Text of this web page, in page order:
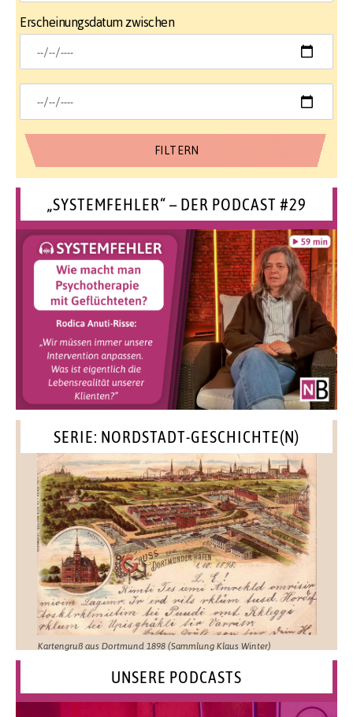
Erscheinungsdatum zwischen
„SYSTEMFEHLER“ – DER PODCAST #29
SERIE: NORDSTADT-GESCHICHTE(N)
Kartengruß aus Dortmund 1898 (Sammlung Klaus Winter)
UNSERE PODCASTS